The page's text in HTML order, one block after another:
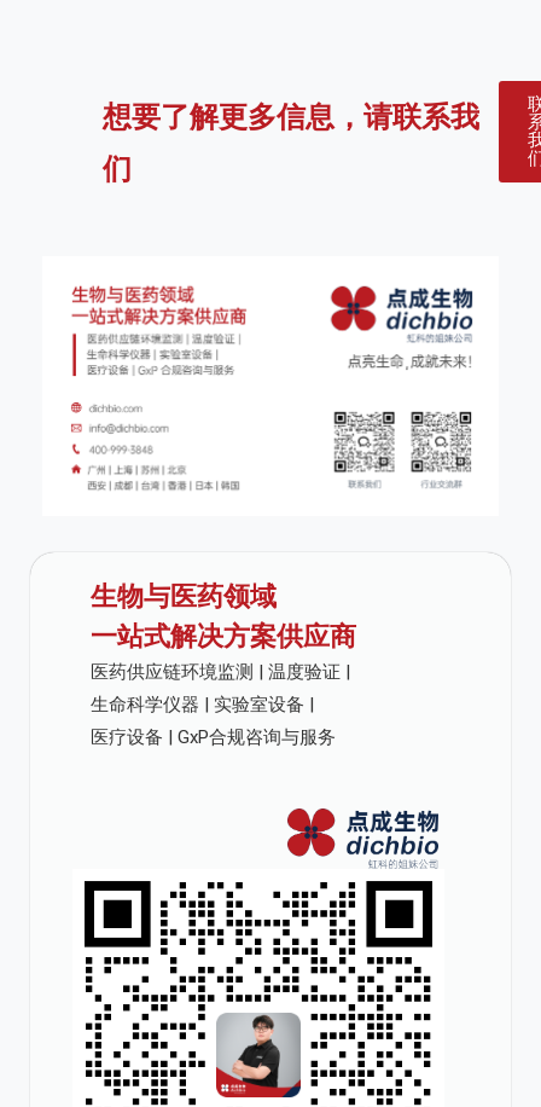
想要了解更多信息，请联系我
们
生物与医药领域
一站式解决方案供应商
医药供应链环境监测 | 温度验证 |
生命科学仪器 | 实验室设备 |
医疗设备 | GxP合规咨询与服务